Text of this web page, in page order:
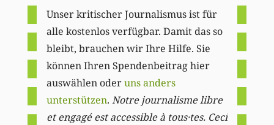
Unser kritischer Journalismus ist für
alle kostenlos verfügbar. Damit das so
bleibt, brauchen wir Ihre Hilfe. Sie
können Ihren Spendenbeitrag hier
auswählen oderuns anders
unterstützen. Notre journalisme libre
et engagé est accessible à tous·tes. Ceci